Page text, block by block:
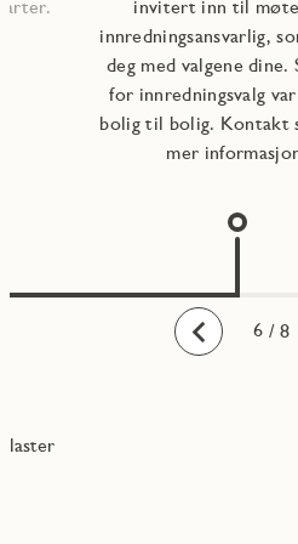
Bakover
invitert inn til møte
innredningsansvarlig,
deg med valgene dine.
for innredningsvalg
bolig til bolig. Kontakt
mer
1
2
3
4
5
6
7
8 / 8
laster